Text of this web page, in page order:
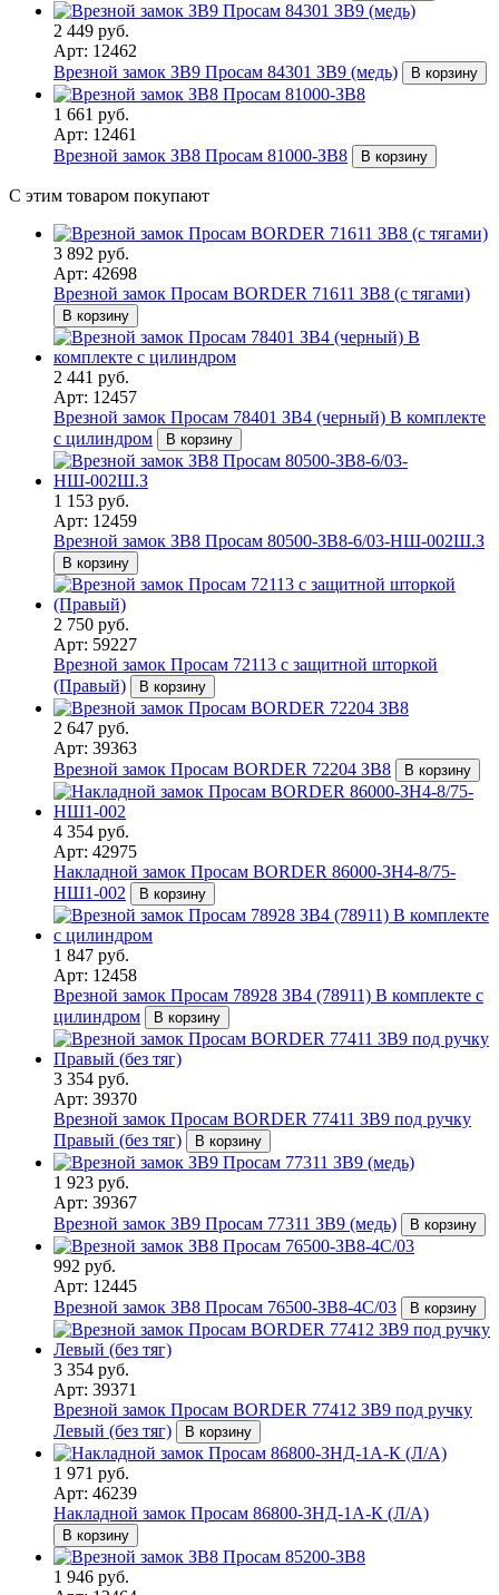
2 449 руб.
Арт: 12462
Врезной замок ЗВ9 Просам 84301 ЗВ9 (медь)
В корзину
1 661 руб.
Арт: 12461
Врезной замок ЗВ8 Просам 81000-ЗВ8
В корзину
С этим товаром покупают
3 892 руб.
Арт: 42698
Врезной замок Просам BORDER 71611 ЗВ8 (с тягами)
В корзину
2 441 руб.
Арт: 12457
Врезной замок Просам 78401 ЗВ4 (черный) В комплекте
с цилиндром
В корзину
1 153 руб.
Арт: 12459
Врезной замок ЗВ8 Просам 80500-ЗВ8-6/03-НШ-002Ш.З
В корзину
2 750 руб.
Арт: 59227
Врезной замок Просам 72113 с защитной шторкой
(Правый)
В корзину
2 647 руб.
Арт: 39363
Врезной замок Просам BORDER 72204 ЗВ8
В корзину
4 354 руб.
Арт: 42975
Накладной замок Просам BORDER 86000-ЗН4-8/75-
НШ1-002
В корзину
1 847 руб.
Арт: 12458
Врезной замок Просам 78928 ЗВ4 (78911) В комплекте с
цилиндром
В корзину
3 354 руб.
Арт: 39370
Врезной замок Просам BORDER 77411 ЗВ9 под ручку
Правый (без тяг)
В корзину
1 923 руб.
Арт: 39367
Врезной замок ЗВ9 Просам 77311 ЗВ9 (медь)
В корзину
992 руб.
Арт: 12445
Врезной замок ЗВ8 Просам 76500-ЗВ8-4С/03
В корзину
3 354 руб.
Арт: 39371
Врезной замок Просам BORDER 77412 ЗВ9 под ручку
Левый (без тяг)
В корзину
1 971 руб.
Арт: 46239
Накладной замок Просам 86800-ЗНД-1А-К (Л/А)
В корзину
1 946 руб.